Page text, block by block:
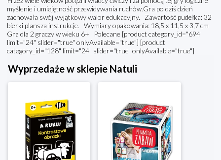
myślenie i umiejętność przewidywania ruchów.Gra po dziś dzień
zachowała swój wyjątkowy walor edukacyjny. Zawartość pudełka: 32
bierki plansza instrukcje. Wymiary opakowania: 18,5 x 11,5 x 3,7 cm
Gra dla 2 graczy w wieku 6+ Polecane [product category_id="694"
limit="24" slider="true" onlyAvailable="true"] [product
category_id="128" limit="24" slider="true" onlyAvailable="true"]
Wyprzedaże w sklepie Natuli